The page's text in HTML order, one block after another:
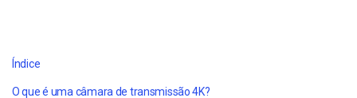
Índice
O que é uma câmara de transmissão 4K?